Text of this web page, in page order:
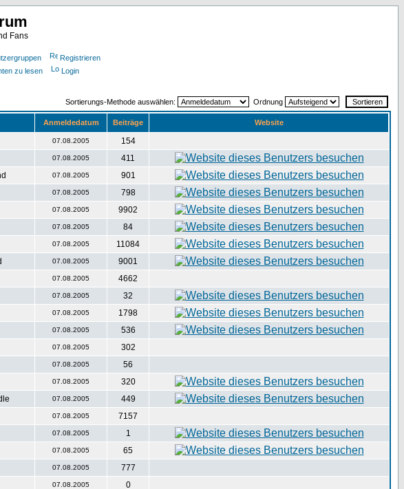
Fans
Registrieren
zu lesen Login
Sortierungs-Methode auswählen: Ordnung
Anmeldedatum Beiträge Website
07.08.2005
154
07.08.2005
411
07.08.2005
901
07.08.2005
798
07.08.2005
9902
07.08.2005
84
07.08.2005
11084
07.08.2005
9001
07.08.2005
4662
07.08.2005
32
07.08.2005
1798
07.08.2005
536
07.08.2005
302
07.08.2005
56
07.08.2005
320
07.08.2005
449
07.08.2005
7157
07.08.2005
1
07.08.2005
65
07.08.2005
777
07.08.2005
0